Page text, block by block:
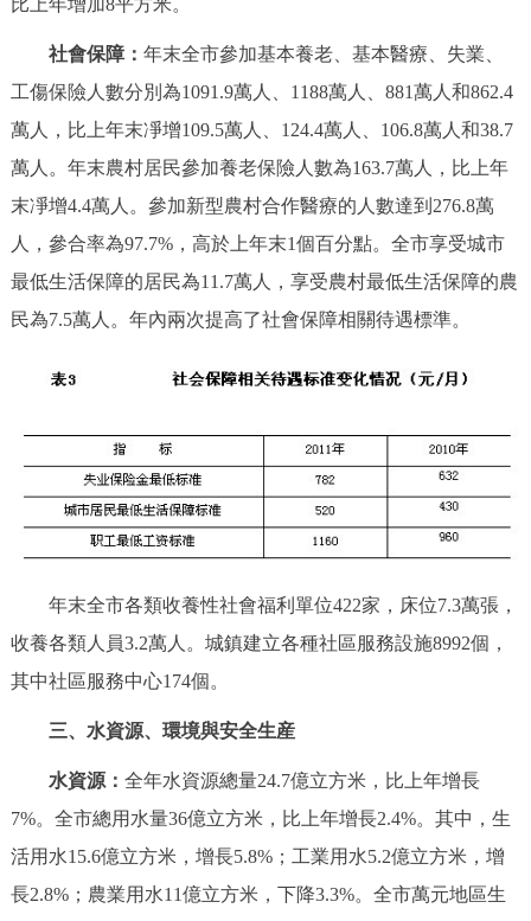
比上年增加8平方米。
社會保障： 年末全市參加基本養老、基本醫療、失業、
工傷保險人數分別為1091.9萬人、1188萬人、881萬人和862.4
萬人，比上年末凈增109.5萬人、124.4萬人、106.8萬人和38.7
萬人。年末農村居民參加養老保險人數為163.7萬人，比上年
末凈增4.4萬人。參加新型農村合作醫療的人數達到276.8萬
人，參合率為97.7%，高於上年末1個百分點。全市享受城市
最低生活保障的居民為11.7萬人，享受農村最低生活保障的農
民為7.5萬人。年內兩次提高了社會保障相關待遇標準。
年末全市各類收養性社會福利單位422家，床位7.3萬張，
收養各類人員3.2萬人。城鎮建立各種社區服務設施8992個，
其中社區服務中心174個。
三、水資源、環境與安全生産
水資源： 全年水資源總量24.7億立方米，比上年增長
7%。全市總用水量36億立方米，比上年增長2.4%。其中，生
活用水15.6億立方米，增長5.8%；工業用水5.2億立方米，增
長2.8%；農業用水11億立方米，下降3.3%。全市萬元地區生